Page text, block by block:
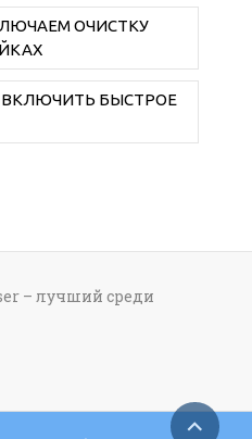
ОЧИСТКУ
ВКЛЮЧИТЬ БЫСТРОЕ
– лучший среди